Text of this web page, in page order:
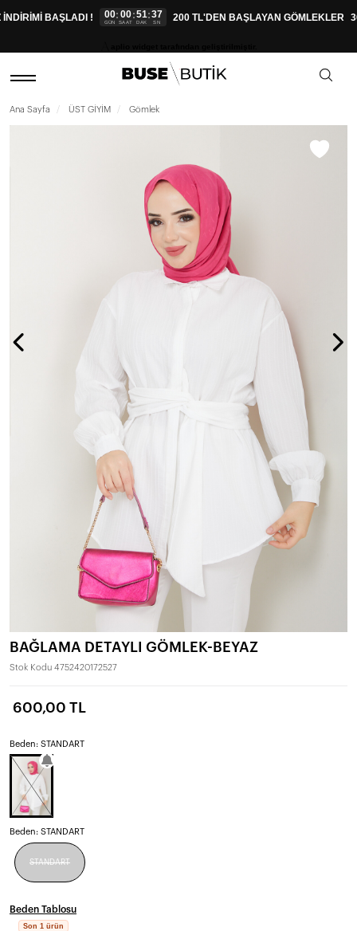
BAŞLADI ! 00
GÜN
:00
SAAT
:51
DAK
:37
SN 200 TL'DEN BAŞLAYAN GÖMLEKLER
Ana Sayfa ÜST GİYİM Gömlek
BAĞLAMA DETAYLI GÖMLEK-BEYAZ
Stok Kodu 4752420172527
600,00 TL
Beden: STANDART
Beden: STANDART
STANDART
Beden Tablosu
Son 1 ürün